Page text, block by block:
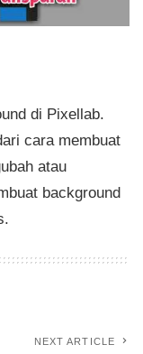
di Pixellab.
cara membuat
atau
background
NEXT ARTICLE